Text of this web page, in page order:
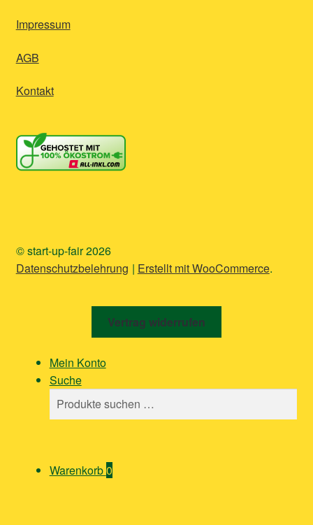
Impressum
AGB
Kontakt
© start-up-fair 2026
Datenschutzbelehrung
Erstellt mit WooCommerce.
Vertrag widerrufen
Mein Konto
Suche
Suchen
nach:
Suchen
Warenkorb0